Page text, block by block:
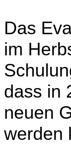
Das
im
dass in
neuen
werden